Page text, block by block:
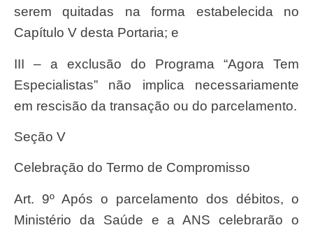
serem quitadas na forma estabelecida no
Capítulo V desta Portaria; e
III – a exclusão do Programa “Agora Tem
Especialistas” não implica necessariamente
em rescisão da transação ou do parcelamento.
Seção V
Celebração do Termo de Compromisso
Art. 9º Após o parcelamento dos débitos, o
Ministério da Saúde e a ANS celebrarão o